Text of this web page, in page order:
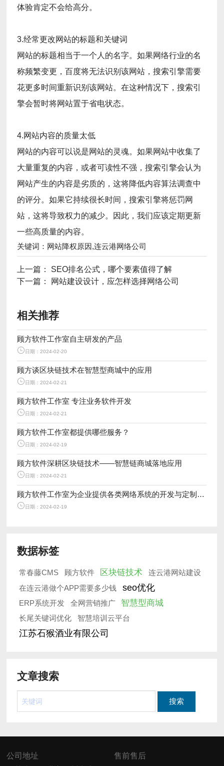
体验肯定不会给高分。
3.经常更改网站的标题和关键词
网站的标题相当于一个人的名字。如果网络行业的名
称频繁变更，百度将无法识别该网站，搜索引擎需要
花更多时间重新识别该网站。在这种情况下，搜索引
擎会暂时将网站置于省电状态。
4.网站内容的质量太低
网站的内容可以说是网站的灵魂。如果网站中收集了
大量重复的内容，或者可读性不强，搜索引擎会认为
网站产生的内容是劣质的，这将降低内容算法调查中
的评分。如果它持续很长时间，搜索引擎将惩罚网
站，这将导致权力的减少。因此，我们应该定期更新
一些高质量的内容。
关键词：网站降权原因,连云港网络公司
上一篇： SEO排名公式，哪个要素值得了解
下一篇： 网站建设设计，应怎样选择网络公司
相关推荐
顾方软件工作室自主研发的产品
日期：2024-02-20
顾方谈区块链技术在智慧型商城中的应用
日期：2024-02-21
顾方软件工作室 专注业务软件开发
日期：2024-02-21
顾方软件工作室都提供哪些服务？
日期：2024-02-19
顾方软件深耕区块链技术——智慧链商城落地应用
日期：2024-02-21
顾方软件工作室为企业提供各类网络系统的开发与定制服务
日期：2024-02-19
数据标签
常春藤CMS 顾方软件 区块链技术
连云港网站建设
在连云港做个APP需要多少钱
seo优化
ERP系统开发 全网营销推广 智慧型商城
长尾关键词优化 智慧培训云平台
江苏石猴酒业有限公司
文章搜索
公司地址
售前售后